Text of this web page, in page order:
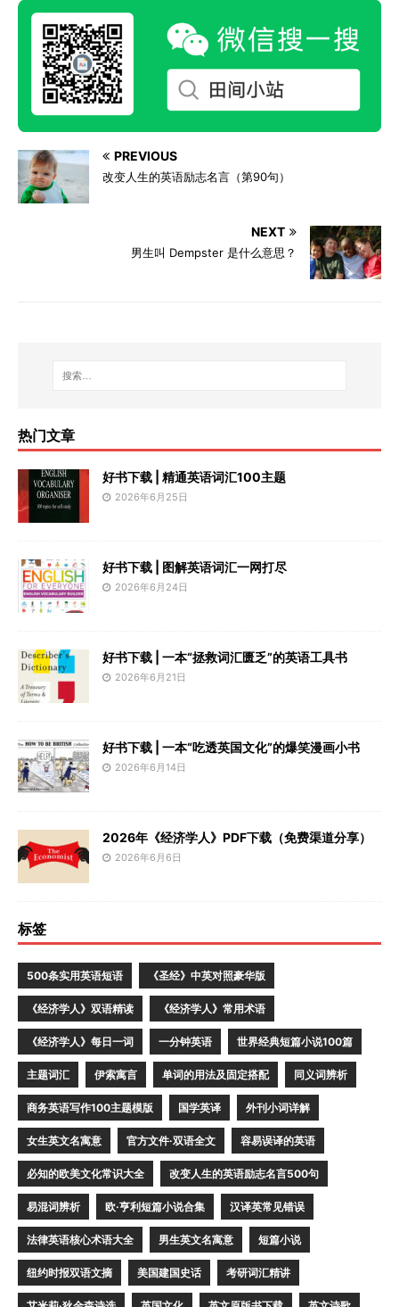
PREVIOUS
改变人生的英语励志名言（第90句）
NEXT
男生叫 Dempster 是什么意思？
热门文章
好书下载 | 精通英语词汇100主题
2026年6月25日
好书下载 | 图解英语词汇一网打尽
2026年6月24日
好书下载 | 一本“拯救词汇匮乏”的英语工具书
2026年6月21日
好书下载 | 一本“吃透英国文化”的爆笑漫画小书
2026年6月14日
2026年《经济学人》PDF下载（免费渠道分享）
2026年6月6日
标签
500条实用英语短语 《圣经》中英对照豪华版
《经济学人》双语精读 《经济学人》常用术语
《经济学人》每日一词 一分钟英语 世界经典短篇小说100篇
主题词汇 伊索寓言 单词的用法及固定搭配 同义词辨析
商务英语写作100主题模版 国学英译 外刊小词详解
女生英文名寓意 官方文件·双语全文 容易误译的英语
必知的欧美文化常识大全 改变人生的英语励志名言500句
易混词辨析 欧·亨利短篇小说合集 汉译英常见错误
法律英语核心术语大全 男生英文名寓意 短篇小说
纽约时报双语文摘 美国建国史话 考研词汇精讲